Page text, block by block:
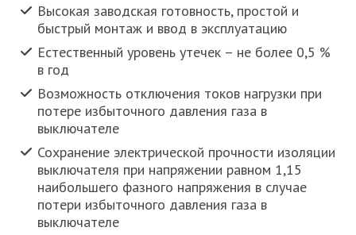
Высокая заводская готовность, простой и
быстрый монтаж и ввод в эксплуатацию
Естественный уровень утечек – не более 0,5 %
в год
Возможность отключения токов нагрузки при
потере избыточного давления газа в
выключателе
Сохранение электрической прочности изоляции
выключателя при напряжении равном 1,15
наибольшего фазного напряжения в случае
потери избыточного давления газа в
выключателе